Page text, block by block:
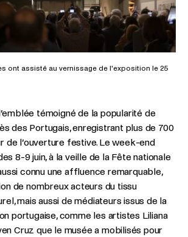
ont assisté au vernissage de l'exposition le 25
témoigné de la popularité de
des Portugais, enregistrant plus de 700
de l’ouverture festive. Le week-end
8-9 juin, à la veille de la Fête nationale
connu une affluence remarquable,
de nombreux acteurs du tissu
mais aussi de médiateurs issus de la
portugaise, comme les artistes Liliana
Cruz que le musée a mobilisés pour